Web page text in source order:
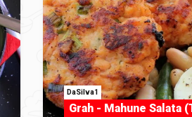
DaSilva1
Grah - Mahune Salata